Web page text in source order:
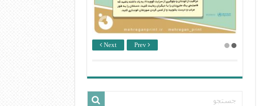
Next Prev